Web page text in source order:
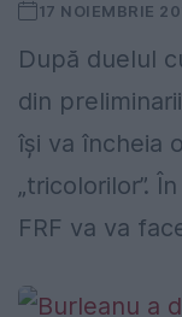
17 NOIEMBRIE
După duelul
din
își va încheia
„tricolorilor”.
FRF va va